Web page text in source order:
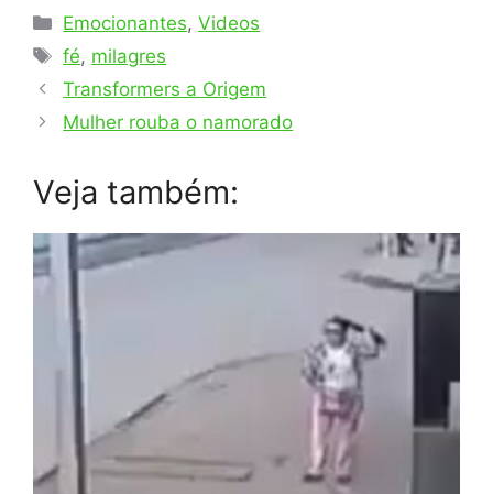
Categorias
Emocionantes,Videos
Tags
fé, milagres
Transformers a Origem
Mulher rouba o namorado
Veja também: